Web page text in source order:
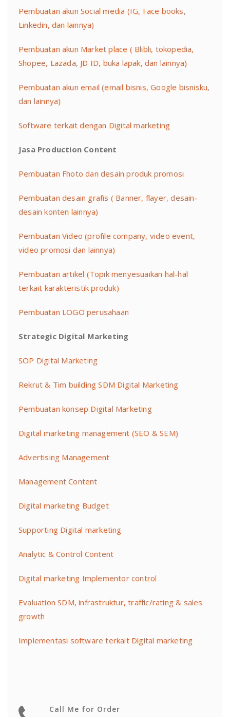
Pembuatan akun Social media (IG, Face books,
Linkedin, dan lainnya)
Pembuatan akun Market place ( Blibli, tokopedia,
Shopee, Lazada, JD ID, buka lapak, dan lainnya)
Pembuatan akun email (email bisnis, Google bisnisku,
dan lainnya)
Software terkait dengan Digital marketing
Jasa Production Content
Pembuatan Fhoto dan desain produk promosi
Pembuatan desain grafis ( Banner, flayer, desain-
desain konten lainnya)
Pembuatan Video (profile company, video event,
video promosi dan lainnya)
Pembuatan artikel (Topik menyesuaikan hal-hal
terkait karakteristik produk)
Pembuatan LOGO perusahaan
Strategic Digital Marketing
SOP Digital Marketing
Rekrut & Tim building SDM Digital Marketing
Pembuatan konsep Digital Marketing
Digital marketing management (SEO & SEM)
Advertising Management
Management Content
Digital marketing Budget
Supporting Digital marketing
Analytic & Control Content
Digital marketing Implementor control
Evaluation SDM, infrastruktur, traffic/rating & sales
growth
Implementasi software terkait Digital marketing
Call Me for Order